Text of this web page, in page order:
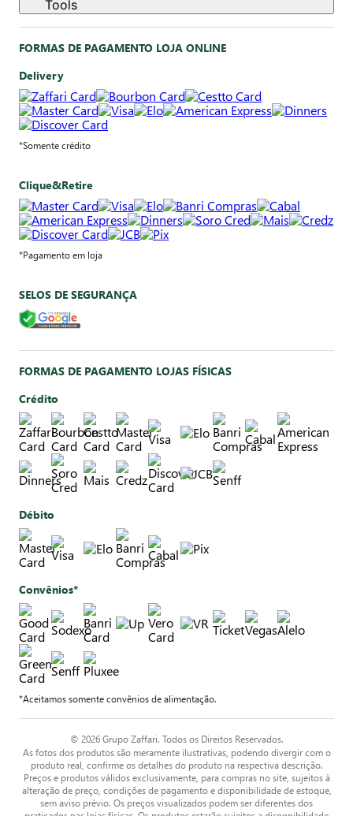
FORMAS DE PAGAMENTO LOJA ONLINE
Delivery
*Somente crédito
Clique&Retire
*Pagamento em loja
SELOS DE SEGURANÇA
FORMAS DE PAGAMENTO LOJAS FÍSICAS
Crédito
Débito
Convênios*
*Aceitamos somente convênios de alimentação.
© 2026 Grupo Zaffari. Todos os Direitos Reservados.
As fotos dos produtos são meramente ilustrativas, podendo divergir com o
produto real, confirme os detalhes do produto na respectiva descrição.
Preços e produtos válidos exclusivamente, para compras no site, sujeitos à
alteração de preço, condições de pagamento e disponibilidade de estoque,
sem aviso prévio. Os preços visualizados podem ser diferentes dos